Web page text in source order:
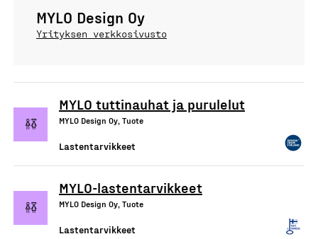
MYLO Design Oy
Yrityksen verkkosivusto
MYLO tuttinauhat ja purulelut
MYLO Design Oy, Tuote
Lastentarvikkeet
MYLO-lastentarvikkeet
MYLO Design Oy, Tuote
Lastentarvikkeet